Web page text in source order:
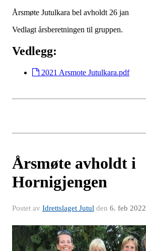
Årsmøte Jutulkara bel avholdt 26 jan
Vedlagt årsberetningen til gruppen.
Vedlegg:
2021 Arsmote Jutulkara.pdf
Årsmøte avholdt i
Hornigjengen
Postet av Idrettslaget Jutul den 6. feb 2022